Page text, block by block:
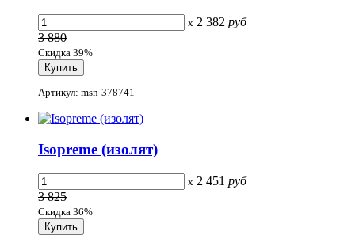
x 2 382 руб
3 880
Скидка 39%
Артикул: msn-378741
Isopreme (изолят)
x 2 451 руб
3 825
Скидка 36%